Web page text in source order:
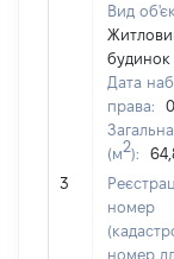
3
Вид
будинок
Дата
права:
(м2):
номер
номер